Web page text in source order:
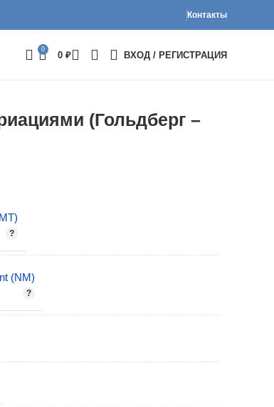
Контакты
0
0 ₽ ВХОД / РЕГИСТРАЦИЯ
(Гольдберг –
(NM)